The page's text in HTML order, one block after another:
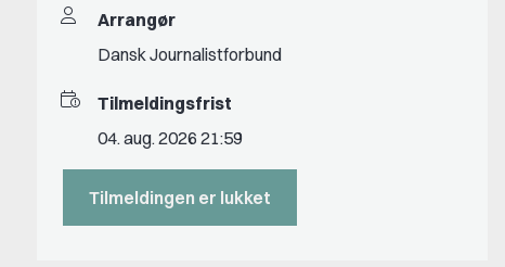
Arrangør
Dansk Journalistforbund
Tilmeldingsfrist
04. aug. 2026 21:59
Tilmeldingen er lukket